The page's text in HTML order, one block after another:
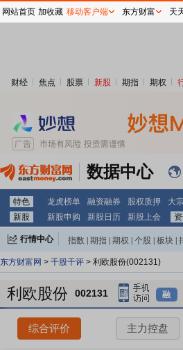
财经 焦点 股票 新股 期指 期权
数据中心
特色 龙虎榜单 融资融券 股权质押 大
新股
新股申购 新股日历 新股上会
行情中心 指数 期指 期权 个股 板块
东方财富网 > 千股千评 > 利欧股份(002131)
利欧股份 002131 融
综合评价 主力控盘
网站首页 加收藏 移动客户端 东方财富 天